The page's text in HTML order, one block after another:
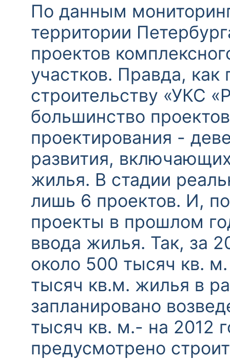
По данным
территории
проектов
участков. Правда,
строительству «УКС
большинство
проектирования -
развития,
жилья. В стадии
лишь 6 проектов. И,
проекты в прошлом
ввода жилья. Так, за
около 500 тысяч кв.
тысяч кв.м. жилья в
запланировано
тысяч кв. м.- на 2012
предусмотрено